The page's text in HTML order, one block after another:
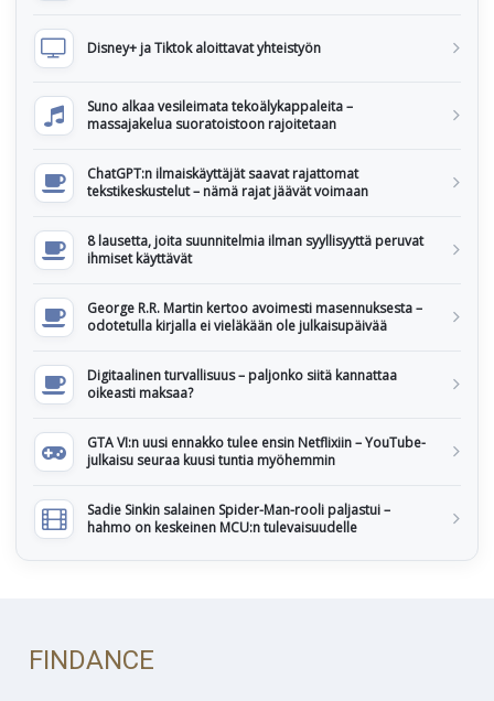
Disney+ ja Tiktok aloittavat yhteistyön
Suno alkaa vesileimata tekoälykappaleita –
massajakelua suoratoistoon rajoitetaan
ChatGPT:n ilmaiskäyttäjät saavat rajattomat
tekstikeskustelut – nämä rajat jäävät voimaan
8 lausetta, joita suunnitelmia ilman syyllisyyttä peruvat
ihmiset käyttävät
George R.R. Martin kertoo avoimesti masennuksesta –
odotetulla kirjalla ei vieläkään ole julkaisupäivää
Digitaalinen turvallisuus – paljonko siitä kannattaa
oikeasti maksaa?
GTA VI:n uusi ennakko tulee ensin Netflixiin – YouTube-
julkaisu seuraa kuusi tuntia myöhemmin
Sadie Sinkin salainen Spider-Man-rooli paljastui –
hahmo on keskeinen MCU:n tulevaisuudelle
FINDANCE